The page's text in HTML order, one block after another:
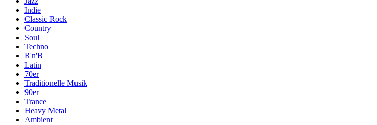
Indie
Classic Rock
Country
Soul
Techno
R'n'B
Latin
70er
Traditionelle Musik
90er
Trance
Heavy Metal
Ambient